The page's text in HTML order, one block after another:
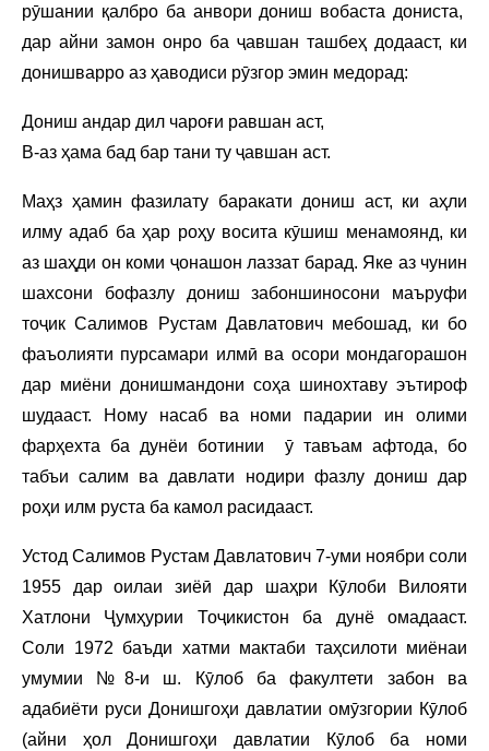
рӯшании қалбро ба анвори дониш вобаста дониста,
дар айни замон онро ба ҷавшан ташбеҳ додааст, ки
донишварро аз ҳаводиси рӯзгор эмин медорад:
Дониш андар дил чароғи равшан аст,
В-аз ҳама бад бар тани ту ҷавшан аст.
Маҳз ҳамин фазилату баракати дониш аст, ки аҳли
илму адаб ба ҳар роҳу восита кӯшиш менамоянд, ки
аз шаҳди он коми ҷонашон лаззат барад. Яке аз чунин
шахсони бофазлу дониш забоншиносони маъруфи
тоҷик Салимов Рустам Давлатович мебошад, ки бо
фаъолияти пурсамари илмӣ ва осори мондагорашон
дар миёни донишмандони соҳа шинохтаву эътироф
шудааст. Ному насаб ва номи падарии ин олими
фарҳехта ба дунёи ботинии ӯ тавъам афтода, бо
табъи салим ва давлати нодири фазлу дониш дар
роҳи илм руста ба камол расидааст.
Устод Салимов Рустам Давлатович 7-уми ноябри соли
1955 дар оилаи зиёӣ дар шаҳри Кӯлоби Вилояти
Хатлони Ҷумҳурии Тоҷикистон ба дунё омадааст.
Соли 1972 баъди хатми мактаби таҳсилоти миёнаи
умумии №8-и ш. Кӯлоб ба факултети забон ва
адабиёти руси Донишгоҳи давлатии омӯзгории Кӯлоб
(айни ҳол Донишгоҳи давлатии Кӯлоб ба номи